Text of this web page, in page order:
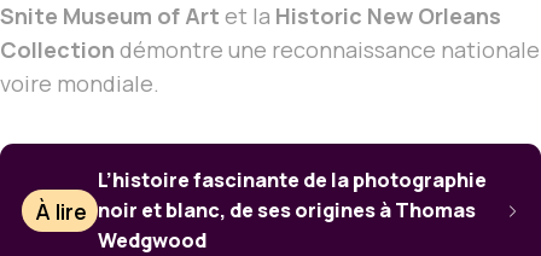
Snite Museum of Art et la Historic New Orleans
Collection démontre une reconnaissance nationale
voire mondiale.
À lire
L’histoire fascinante de la photographie
noir et blanc, de ses origines à Thomas
Wedgwood